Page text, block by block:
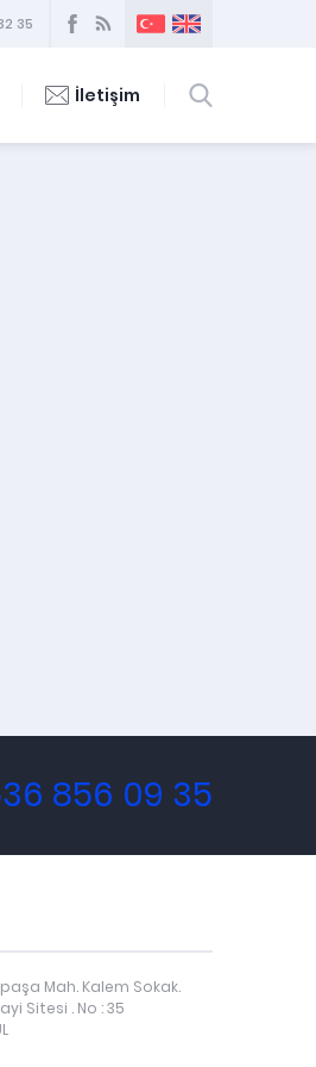
35
İletişim
856 09 35
Mah. Kalem Sokak.
Sitesi . No : 35